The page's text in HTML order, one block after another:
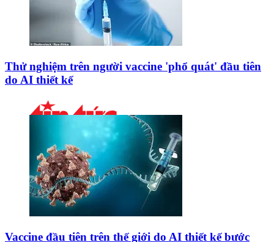
Thử nghiệm trên người vaccine 'phổ quát' đầu tiên
do AI thiết kế
Vaccine đầu tiên trên thế giới do AI thiết kế bước